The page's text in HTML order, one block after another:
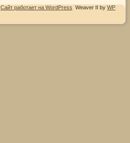
Сайт работает на WordPress Weaver II by WP